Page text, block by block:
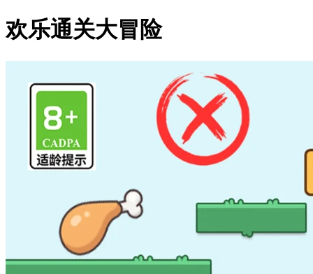
欢乐通关大冒险